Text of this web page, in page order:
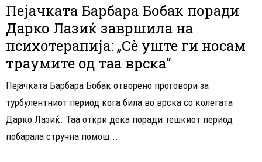
Пејачката Барбара Бобак поради
Дарко Лазиќ завршила на
психотерапија: „Сѐ уште ги носам
траумите од таа врска“
Пејачката Барбара Бобак отворено проговори за
турбулентниот период кога била во врска со колегата
Дарко Лазиќ. Таа откри дека поради тешкиот период
побарала стручна помош...